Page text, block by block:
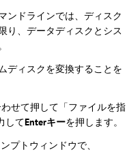
ンドラインでは、ディスク
り、データディスクとシス
ディスクを変換することを
わせて押して「ファイルを指
してEnterキーを押します。
プトウィンドウで、